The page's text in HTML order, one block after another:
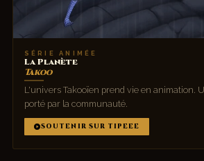
SÉRIE ANIMÉE
La Planète
Takoo
L'univers Takooïen prend vie en animation.
porté par la communauté.
SOUTENIR SUR TIPEEE